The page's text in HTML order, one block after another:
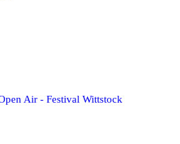
Air - Festival Wittstock